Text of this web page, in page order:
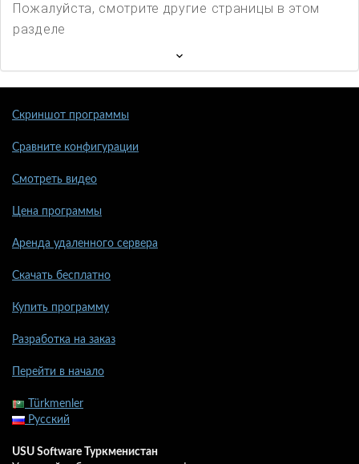
Пожалуйста, смотрите другие страницы в этом
разделе
Скриншот программы
Сравните конфигурации
Смотреть видео
Цена программы
Аренда удаленного сервера
Скачать бесплатно
Купить программу
Разработка на заказ
Перейти в начало
Türkmenler
Русский
USU Software Туркменистан